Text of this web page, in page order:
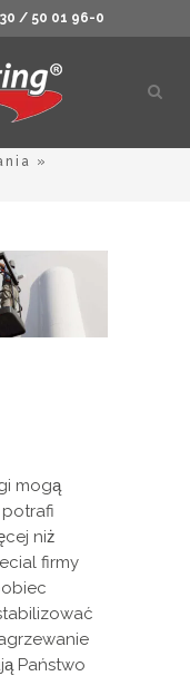
30 / 50 01 96-0
»
mogą
niż
firmy
Państwo